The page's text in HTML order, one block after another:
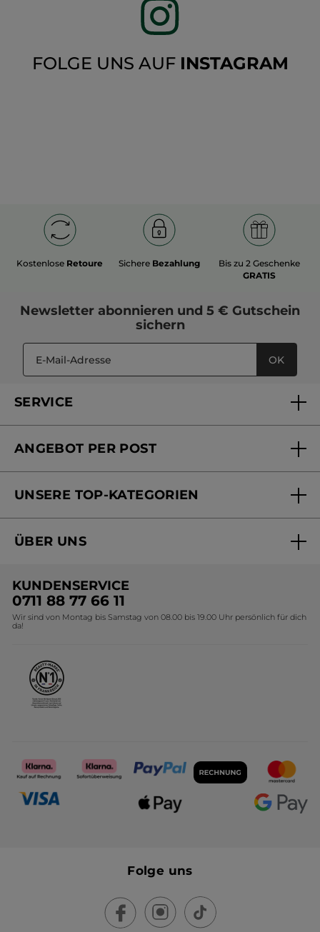
FOLGE UNS AUF INSTAGRAM
Kostenlose Retoure Sichere Bezahlung
Bis zu 2 Geschenke
GRATIS
Newsletter abonnieren und 5 € Gutschein
sichern
OK
SERVICE
Mein Konto
Online Preisliste
ANGEBOT PER POST
Versandhandel Preisliste
UNSERE TOP-KATEGORIEN
Black Friday Yves Rocher
Geschenkideen Yves Rocher
Kollektion Monoi Yves Rocher
ÜBER UNS
Umweltstiftung YR
Affiliate Programm
KUNDENSERVICE
0711 88 77 66 11
Wir sind von Montag bis Samstag von 08.00 bis 19.00 Uhr persönlich für dich
da!
Folge uns